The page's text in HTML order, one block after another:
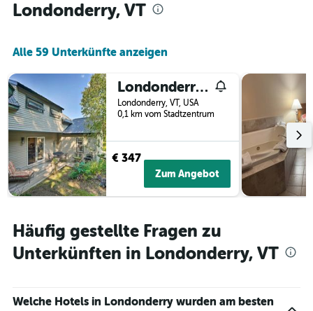
Londonderry, VT
Alle 59 Unterkünfte anzeigen
Londonderry Retreat about 3 Mi to Lowell Lake!
Londonderry, VT, USA
0,1 km vom Stadtzentrum
€ 347
Zum Angebot
Häufig gestellte Fragen zu
Unterkünften in Londonderry, VT
Welche Hotels in Londonderry wurden am besten